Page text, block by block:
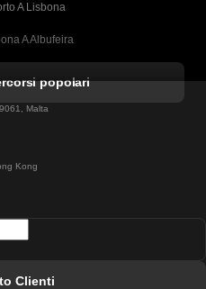
A Lisbona
A Albufeira
A Lagos
A Madrid
popolari
Malta
Kong
Clienti